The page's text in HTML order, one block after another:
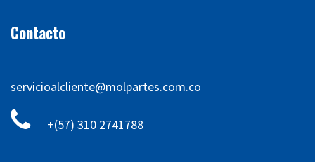
Contacto
servicioalcliente@molpartes.com.co
+(57) 310 2741788